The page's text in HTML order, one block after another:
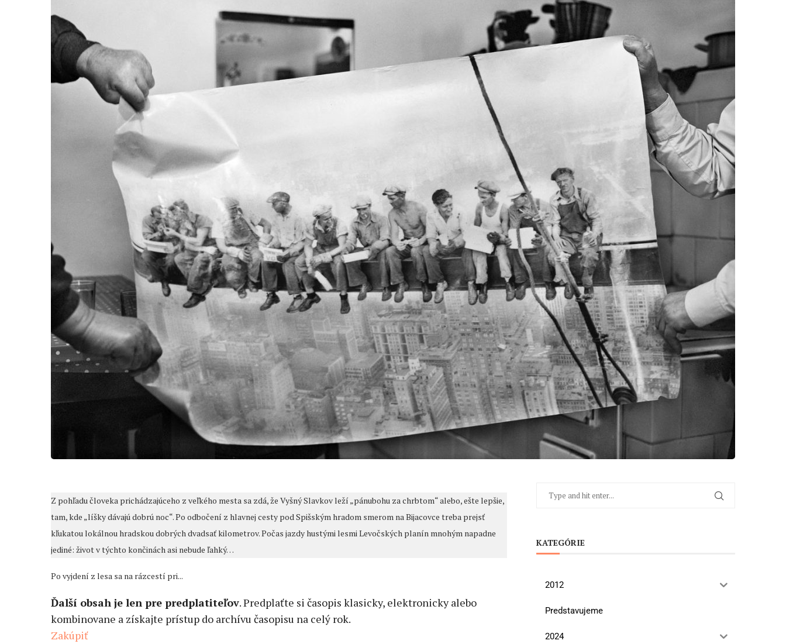
Z pohľadu človeka prichádzajúceho z veľkého mesta sa zdá, že Vyšný Slavkov leží „pánubohu za chrbtom“ alebo, ešte lepšie,
tam, kde „líšky dávajú dobrú noc“. Po odbočení z hlavnej cesty pod Spišským hradom smerom na Bijacovce treba prejsť
kľukatou lokálnou hradskou dobrých dvadsať kilometrov. Počas jazdy hustými lesmi Levočských planín mnohým napadne
jediné: život v týchto končinách asi nebude ľahký…
Po vyjdení z lesa sa na rázcestí pri...
Ďalší obsah je len pre predplatiteľov. Predplaťte si časopis klasicky, elektronicky alebo
kombinovane a získajte prístup do archívu časopisu na celý rok.
Zakúpiť
KATEGÓRIE
2012
Predstavujeme
2024